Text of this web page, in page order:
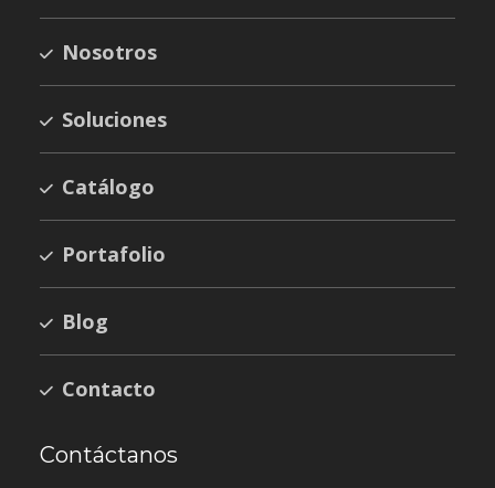
Nosotros
Soluciones
Catálogo
Portafolio
Blog
Contacto
Contáctanos